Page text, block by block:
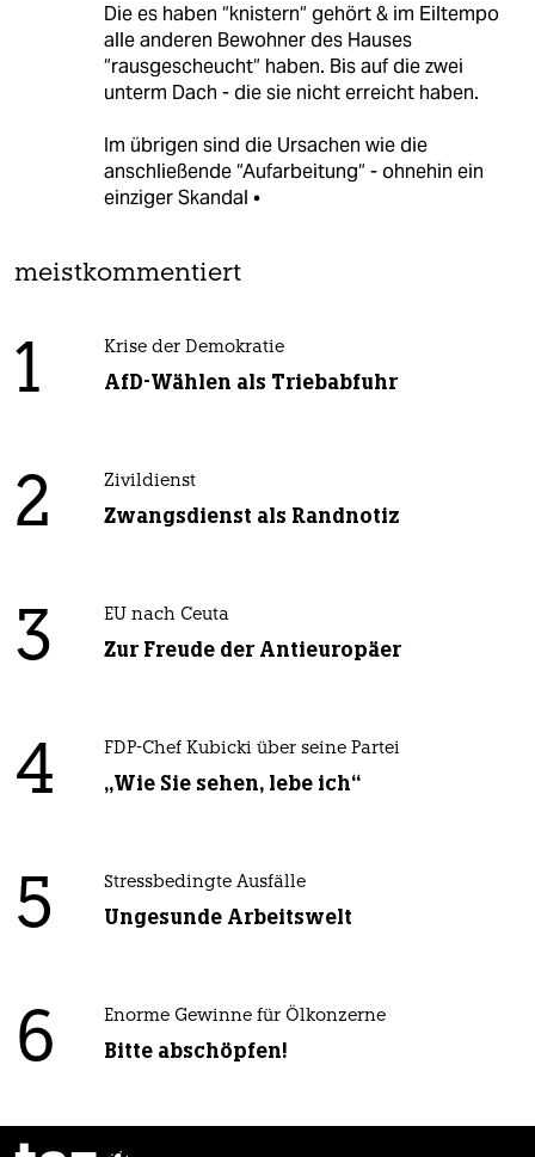
Die es haben “knistern“ gehört & im Eiltempo
alle anderen Bewohner des Hauses
“rausgescheucht“ haben. Bis auf die zwei
unterm Dach - die sie nicht erreicht haben.
Im übrigen sind die Ursachen wie die
anschließende “Aufarbeitung“ - ohnehin ein
einziger Skandal •
meistkommentiert
1 Krise der Demokratie
AfD-Wählen als Triebabfuhr
2 Zivildienst
Zwangsdienst als Randnotiz
3 EU nach Ceuta
Zur Freude der Antieuropäer
4 FDP-Chef Kubicki über seine Partei
„Wie Sie sehen, lebe ich“
5 Stressbedingte Ausfälle
Ungesunde Arbeitswelt
6 Enorme Gewinne für Ölkonzerne
Bitte abschöpfen!